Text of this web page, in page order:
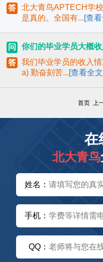
答
北大青鸟APTECH学
是真的。全国有...[查
问
你们的毕业学员大概
答
我们毕业学员的收入
a) 勤奋刻苦...[查看全
首页 上
在
北大青鸟
姓名：
手机：
QQ：